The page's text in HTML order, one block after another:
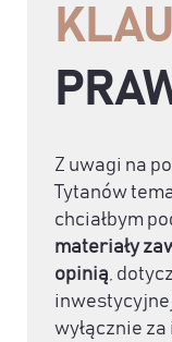
Z uwagi na
Tytanów
chciałbym
materiały
opinią,
wyłącznie